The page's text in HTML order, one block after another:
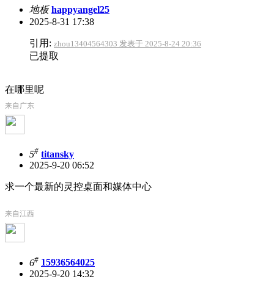
地板 happyangel25
2025-8-31 17:38
引用: zhou13404564303 发表于 2025-8-24 20:36
已提取
在哪里呢
来自广东
5# titansky
2025-9-20 06:52
求一个最新的灵控桌面和媒体中心
来自江西
6# 15936564025
2025-9-20 14:32